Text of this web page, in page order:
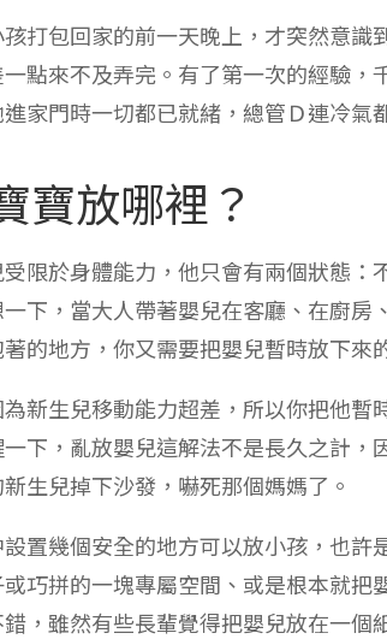
打包回家的前一天晚上，才突然意
點來不及弄完。有了第一次的經驗
家門時一切都已就緒，總管Ｄ連冷氣
寶放哪裡？
限於身體能力，他只會有兩個狀態
下，當大人帶著嬰兒在客廳、在廚
的地方，你又需要把嬰兒暫時放下來
新生兒移動能力超差，所以你把他
下，亂放嬰兒這解法不是長久之計
生兒掉下沙發，嚇死那個媽媽了。
置幾個安全的地方可以放小孩，也
巧拼的一塊專屬空間、或是根本就
，雖然有些長輩覺得把嬰兒放在一個